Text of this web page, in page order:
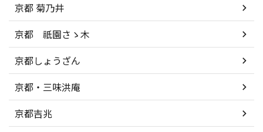
京都 菊乃井
京都 祇園さゝ木
京都しょうざん
京都・三味洪庵
京都吉兆